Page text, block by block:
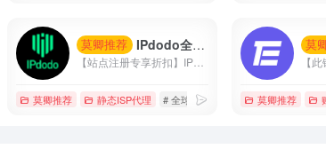
# 多窗口同步
莫卿推荐 IPdodo全球网络代理
【站点注册专享折扣】IPdodo是一家全球网络代理服务商，品牌主营产品包括tiktok直播专线、静态住宅/数据中心代理、动态住宅/数据中心代理。目前，已为1000+个人及企业用户提供全场景、全设备跨境网络专业解决方案。
莫卿推荐 静态ISP代理 # 全球专线网络服务商 # 海外直播
莫
莫卿推荐